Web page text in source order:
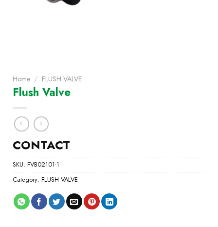
Home / FLUSH VALVE
Flush Valve
CONTACT
SKU:FVB02101-1
Category:FLUSH VALVE